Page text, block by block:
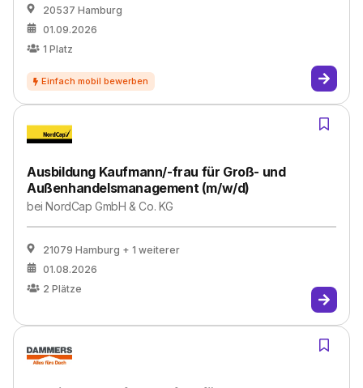
20537 Hamburg
01.09.2026
1 Platz
Ausbildung Kaufmann/-frau für Groß- und
Außenhandelsmanagement (m/w/d)
beiNordCap GmbH & Co. KG
21079 Hamburg + 1 weiterer
01.08.2026
2 Plätze